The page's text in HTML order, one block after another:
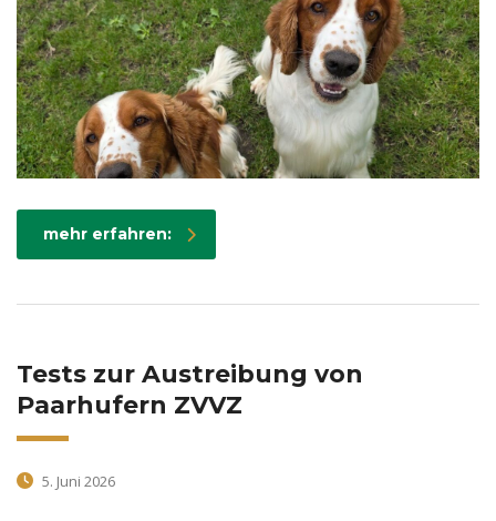
mehr erfahren:
Tests zur Austreibung von
Paarhufern ZVVZ
5. Juni 2026